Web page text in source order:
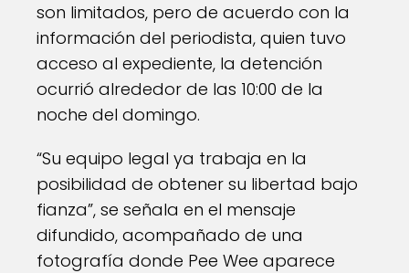
son limitados, pero de acuerdo con la
información del periodista, quien tuvo
acceso al expediente, la detención
ocurrió alrededor de las 10:00 de la
noche del domingo.
“Su equipo legal ya trabaja en la
posibilidad de obtener su libertad bajo
fianza”, se señala en el mensaje
difundido, acompañado de una
fotografía donde Pee Wee aparece